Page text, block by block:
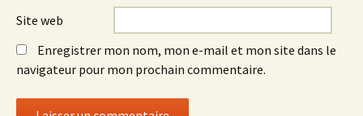
Site web
Enregistrer mon nom, mon e-mail et mon site dans le
navigateur pour mon prochain commentaire.